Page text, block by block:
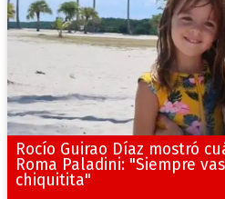
Rocío Guirao Díaz mostró
Roma Paladini: "Siempre
chiquitita"